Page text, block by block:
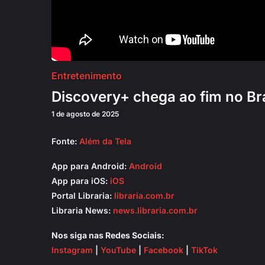
Entretenimento
Discovery+ chega ao fim no
1 de agosto de 2025
Fonte: Além da Tela
App para Android: Android
App para iOS: iOS
Portal Libraria: libraria.com.br
Libraria News: news.libraria.com.br
Nos siga nas Redes Sociais:
Instagram
YouTube Facebook TikTok